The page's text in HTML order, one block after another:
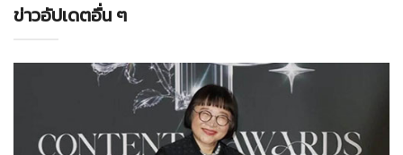
ข่าวอัปเดตอื่น ๆ